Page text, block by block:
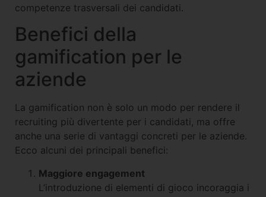
competenze trasversali dei candidati.
Benefici della
gamification per le
aziende
La gamification non è solo un modo per rendere il
recruiting più divertente per i candidati, ma offre
anche una serie di vantaggi concreti per le aziende.
Ecco alcuni dei principali benefici:
Maggiore engagement
L’introduzione di elementi di gioco incoraggia i